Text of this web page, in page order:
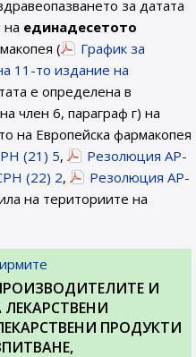
за датата
на единадесетото
(
График за
11-то издание на
е определена в
член 6, параграф г) на
на Европейска фармакопея
(21) 5,
Резолюция AP-
(22) 2,
Резолюция AP-
на териториите на
И
ПРОДУКТИ